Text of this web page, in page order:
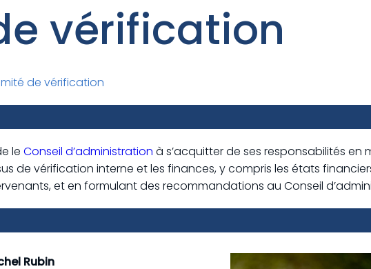
vérification
de vérification
le Conseil d’administration à s’acquitter de ses responsabilités
de vérification interne et les finances, y compris les états
et en formulant des recommandations au Conseil
Rubin